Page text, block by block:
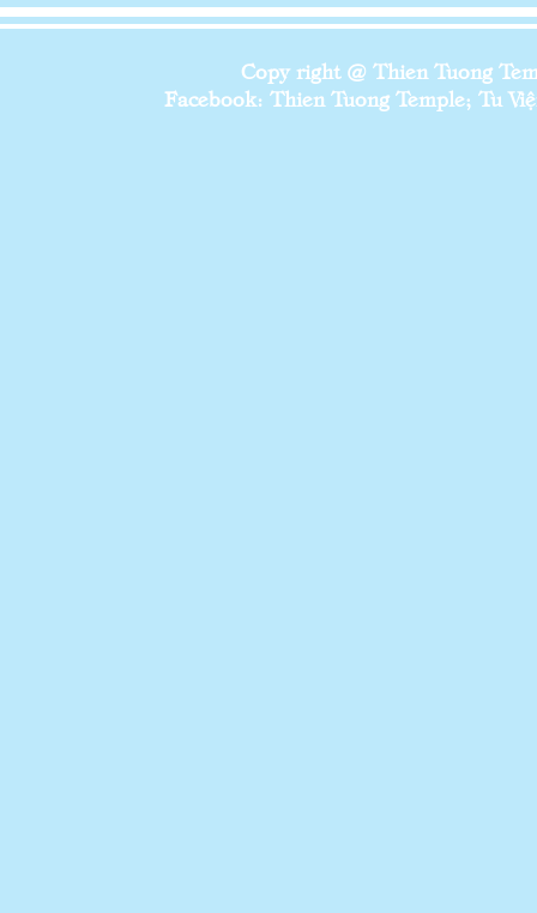
Copy right @ Thien Tuong
Facebook: Thien Tuong Temple; Tu